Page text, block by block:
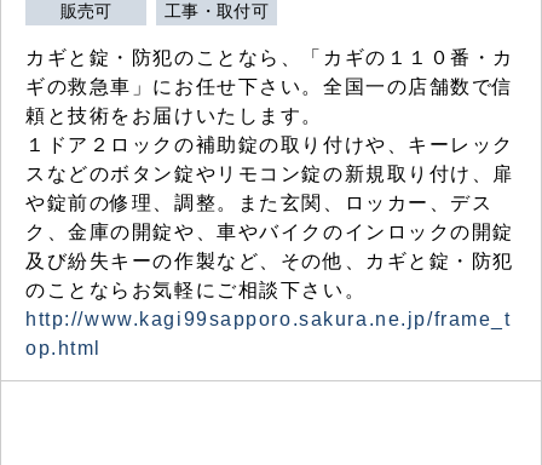
販売可 工事・取付可
カギと錠・防犯のことなら、「カギの１１０番・カ
ギの救急車」にお任せ下さい。全国一の店舗数で信
頼と技術をお届けいたします。
１ドア２ロックの補助錠の取り付けや、キーレック
スなどのボタン錠やリモコン錠の新規取り付け、扉
や錠前の修理、調整。また玄関、ロッカー、デス
ク、金庫の開錠や、車やバイクのインロックの開錠
及び紛失キーの作製など、その他、カギと錠・防犯
のことならお気軽にご相談下さい。
http://www.kagi99sapporo.sakura.ne.jp/frame_t
op.html